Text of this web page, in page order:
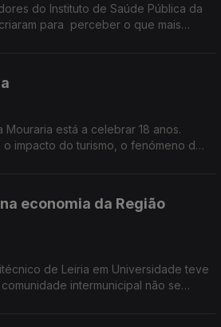
do Instituto de Saúde Pública da
para perceber o que mais
Mouraria está a celebrar 18 anos.
o fenómeno da
economia da Região
de Leiria em Universidade teve
intermunicipal não se